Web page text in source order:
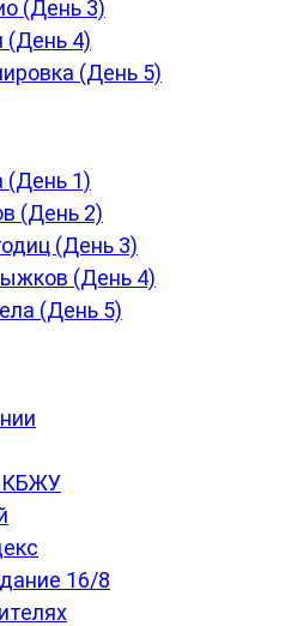
(День 3)
(День 4)
(День 5)
(День 1)
(День 2)
(День 3)
(День 4)
(День 5)
КБЖУ
16/8